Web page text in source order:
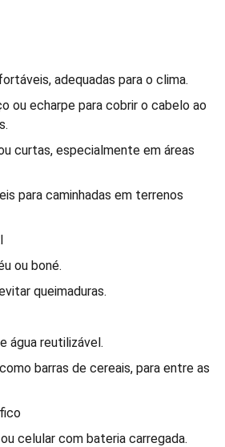
adequadas para o clima.
ou echarpe para cobrir o cabelo ao
curtas, especialmente em áreas
para caminhadas em terrenos
ou boné.
queimaduras.
água reutilizável.
barras de cereais, para entre as
celular com bateria carregada.